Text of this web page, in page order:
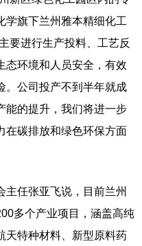
学旗下兰州雅本精细化工
要进行生产投料、工艺反
态环境和人员安全，有效
。公司投产不到半年就成
能的提升，我们将进一步
在碳排放和绿色环保方面
任张亚飞说，目前兰州
多个产业项目，涵盖高纯
天特种材料、新型原料药